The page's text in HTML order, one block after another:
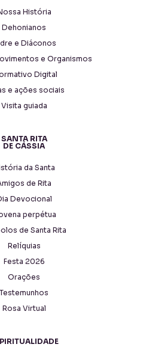
História
Dehonianos
e Diáconos
e Organismos
Digital
e ações sociais
Visita guiada
SANTA RITA
DE CÁSSIA
da Santa
de Rita
Devocional
perpétua
de Santa Rita
Relíquias
Festa 2026
Orações
Testemunhos
Rosa Virtual